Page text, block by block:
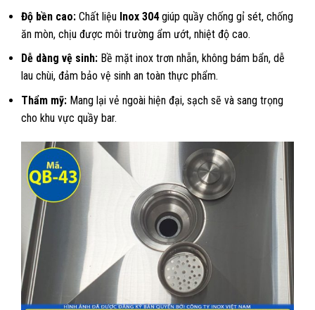
Độ bền cao: Chất liệu Inox 304giúp quầy chống gỉ sét, chống
ăn mòn, chịu được môi trường ẩm ướt, nhiệt độ cao.
Dễ dàng vệ sinh: Bề mặt inox trơn nhẵn, không bám bẩn, dễ
lau chùi, đảm bảo vệ sinh an toàn thực phẩm.
Thẩm mỹ: Mang lại vẻ ngoài hiện đại, sạch sẽ và sang trọng
cho khu vực quầy bar.